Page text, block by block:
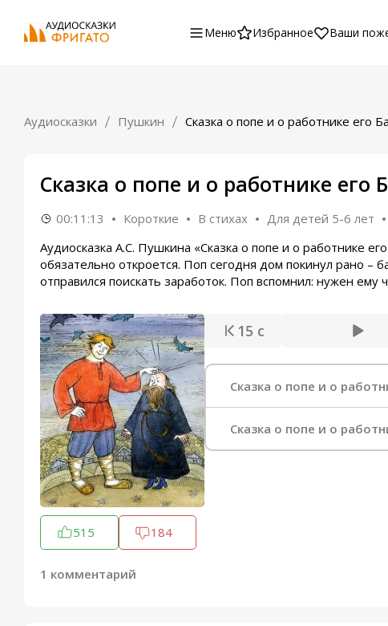
Меню Избранное Ваши
Аудиосказки Пушкин Сказка о попе и о работнике его
Сказка о попе и о работнике
00:11:13 Короткие В стихах Для детей 5-6 лет
Аудиосказка А.С. Пушкина «Сказка о попе и о работнике
обязательно откроется. Поп сегодня дом покинул рано –
отправился поискать заработок. Поп вспомнил: нужен
515 184
1 комментарий
15 с
Сказка о попе и о
Сказка о попе и о